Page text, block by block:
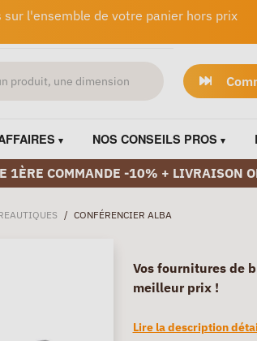
sur l'ensemble de votre panier hors prix
NOS CONSEILS PROS
1ÈRE COMMANDE -10% + LIVRAISON
/ CONFÉRENCIER ALBA
Vos fournitures de
meilleur prix !
Lire la description